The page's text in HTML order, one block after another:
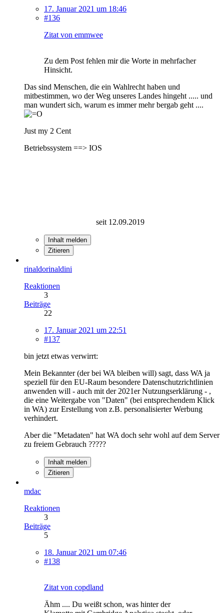
17. Januar 2021 um 18:46
#136
Zitat von emmwee
Zu dem Post fehlen mir die Worte in mehrfacher
Hinsicht.
Das sind Menschen, die ein Wahlrecht haben und
mitbestimmen, wo der Weg unseres Landes hingeht ..... und
man wundert sich, warum es immer mehr bergab geht ....
Just my 2 Cent
Betriebssystem ==> IOS
seit 12.09.2019
Inhalt melden
Zitieren
rinaldorinaldini
Reaktionen
3
Beiträge
22
17. Januar 2021 um 22:51
#137
bin jetzt etwas verwirrt:
Mein Bekannter (der bei WA bleiben will) sagt, dass WA ja
speziell für den EU-Raum besondere Datenschutzrichtlinien
anwenden will - auch mit der 2021er Nutzungserklärung - ,
die eine Weitergabe von "Daten" (bei entsprechendem Klick
in WA) zur Erstellung von z.B. personalisierter Werbung
verhindert.
Aber die "Metadaten" hat WA doch sehr wohl auf dem Server
zu freiem Gebrauch ?????
Inhalt melden
Zitieren
mdac
Reaktionen
3
Beiträge
5
18. Januar 2021 um 07:46
#138
Zitat von copdland
Ähm .... Du weißt schon, was hinter der